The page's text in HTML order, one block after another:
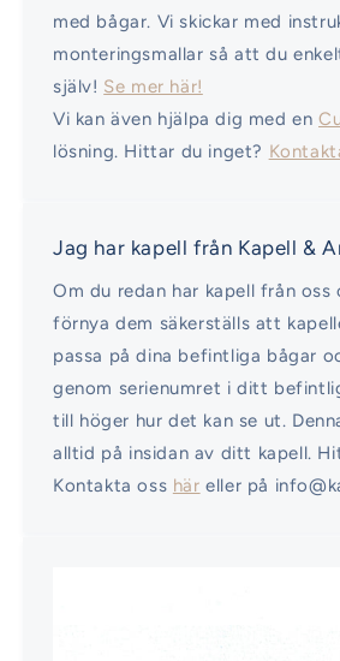
med bågar. Vi skickar med
monteringsmallar så att du
själv! Se mer här!
Vi kan även hjälpa dig med en
lösning. Hittar du inget?
Jag har kapell från Kapell &
Om du redan har kapell från oss
förnya dem säkerställs att
passa på dina befintliga bågar
genom serienumret i ditt
till höger hur det kan se ut.
alltid på insidan av ditt kapell.
Kontakta oss här eller på